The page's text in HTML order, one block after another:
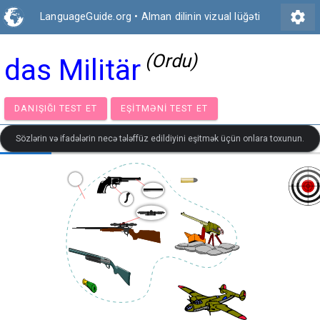
LanguageGuide.org • Alman dilinin vizual lüğəti settings
das Militär (Ordu)
DANIŞIĞI TEST ET EŞITMƏNI TEST ET
Sözlərin və ifadələrin necə tələffüz edildiyini eşitmək üçün onlara toxunun.